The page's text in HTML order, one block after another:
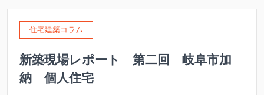
住宅建築コラム
新築現場レポート 第二回 岐阜市加
納 個人住宅